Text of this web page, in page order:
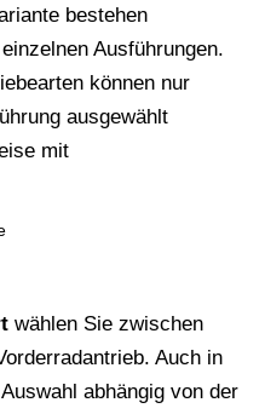
bestehen
Ausführungen.
können nur
ausgewählt
mit
wählen Sie zwischen
Auch in
abhängig von der